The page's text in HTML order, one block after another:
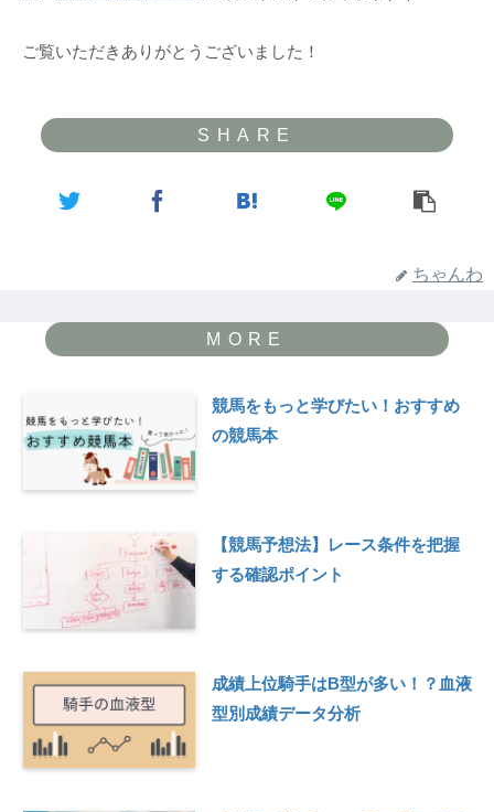
ご覧いただきありがとうございました！
ちゃんわ
競馬をもっと学びたい！おすすめ
の競馬本
【競馬予想法】レース条件を把握
する確認ポイント
成績上位騎手はB型が多い！？血液
型別成績データ分析